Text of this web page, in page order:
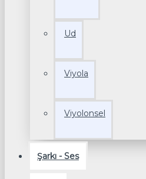
Ud
Viyola
Viyolonsel
Şarkı - Ses